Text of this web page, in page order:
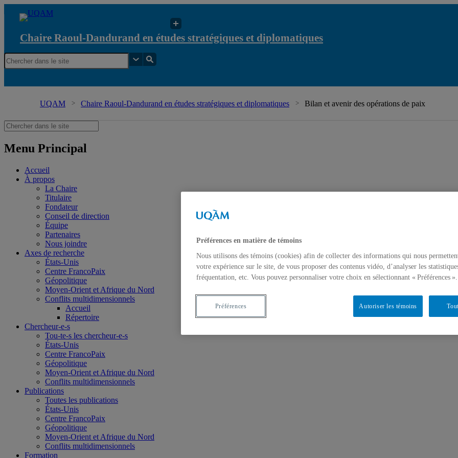
Chaire Raoul-Dandurand en études stratégiques et diplomatiques
UQAM Chaire Raoul-Dandurand en études stratégiques et diplomatiques Bilan et avenir des opérations de paix
Menu Principal
Accueil
À propos
La Chaire
Titulaire
Fondateur
Conseil de direction
Équipe
Partenaires
Nous joindre
Axes de recherche
États-Unis
Centre FrancoPaix
Géopolitique
Moyen-Orient et Afrique du Nord
Conflits multidimensionnels
Accueil
Répertoire
Chercheur-e-s
Tou-te-s les chercheur-e-s
États-Unis
Centre FrancoPaix
Géopolitique
Moyen-Orient et Afrique du Nord
Conflits multidimensionnels
Publications
Toutes les publications
États-Unis
Centre FrancoPaix
Géopolitique
Moyen-Orient et Afrique du Nord
Conflits multidimensionnels
Formation
Préférences en matière de témoins
Nous utilisons des témoins (cookies) afin de collecter des informations qui nous
votre expérience sur le site, de vous proposer des contenus vidéo, d’analyser les
fréquentation, etc. Vous pouvez personnaliser votre choix en sélectionnant « Préférences ».
Autoriser les témoins
Préférences